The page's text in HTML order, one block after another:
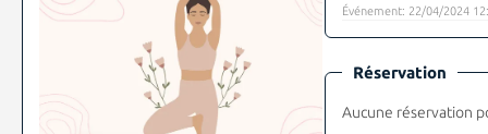
Événement: 22/04/2024
Réservation
Aucune réservation